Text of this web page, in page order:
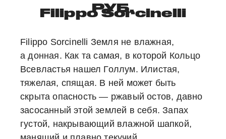
РУБ.
Filippo Sorcinelli
Filippo Sorcinelli Земля не влажная,
а донная. Как та самая, в которой Кольцо
Всевластья нашел Голлум. Илистая,
тяжелая, спящая. В ней может быть
скрыта опасность — ржавый остов, давно
засосанный этой землей в себя. Запах
густой, накрывающий влажной шапкой,